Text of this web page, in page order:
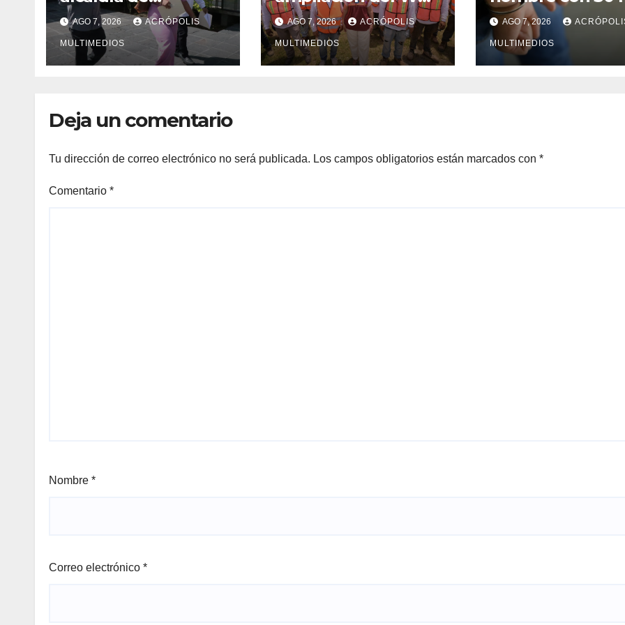
Ixhuatlán del
Sureste
AGO 7, 2026 ACRÓPOLIS
MULTIMEDIOS
Veracruz y busca
solución para
ingenio en crisis
AGO 7, 2026 ACRÓPOLIS
MULTIMEDIOS
litros de
hidrocarburo
AGO 7, 2026
MULTIMEDIOS
Deja un comentario
Tu dirección de correo electrónico no será publicada. Los campos obligatorios están marcados con *
Comentario *
Nombre *
Correo electrónico *